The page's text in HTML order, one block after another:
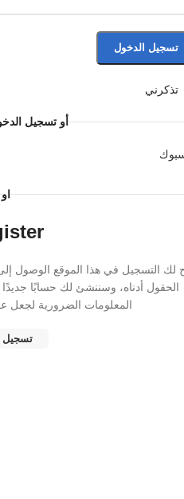
تسجيل الدخول
تذكرني
أو تسجيل
او
لك التسجيل في هذا الموقع
الحقول أدناه، وسننشئ لك حسابًا
المعلومات الضرورية لجعل
تسجيل